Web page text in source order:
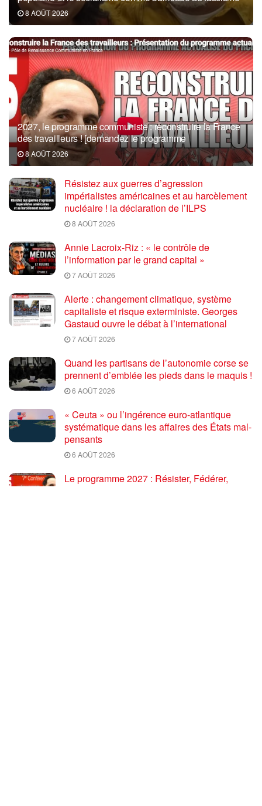
8 AOÛT 2026
2027, le programme communiste : reconstruire la France
des travailleurs ! [demandez le programme
8 AOÛT 2026
Résistez aux guerres d’agression
impérialistes américaines et au harcèlement
nucléaire ! la déclaration de l’ILPS
8 AOÛT 2026
Annie Lacroix-Riz : « le contrôle de
l’information par le grand capital »
7 AOÛT 2026
Alerte : changement climatique, système
capitaliste et risque exterministe. Georges
Gastaud ouvre le débat à l’international
7 AOÛT 2026
Quand les partisans de l’autonomie corse se
prennent d’emblée les pieds dans le maquis !
6 AOÛT 2026
« Ceuta » ou l’ingérence euro-atlantique
systématique dans les affaires des États mal-
pensants
6 AOÛT 2026
Le programme 2027 : Résister, Fédérer,